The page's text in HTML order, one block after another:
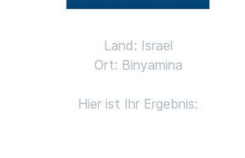
Land: Israel
Ort: Binyamina
Hier ist Ihr Ergebnis: